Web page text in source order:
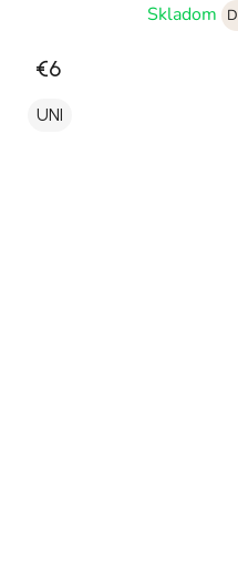
Skladom
€6
UNI